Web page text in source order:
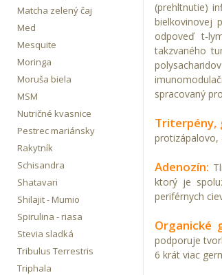
Matcha zelený čaj
Med
Mesquite
Moringa
Moruša biela
MSM
Nutričné kvasnice
Pestrec mariánsky
Rakytník
Schisandra
Shatavari
Shilajit - Mumio
Spirulina - riasa
Stevia sladká
Tribulus Terrestris
Triphala
(prehltnutie)
bielkovinovej
odpoveď t-
takzvaného
spracovaný
Triterpény,
protizápalovo,
Adenozín:
ktorý je
periférnych
Organické
podporuje
6 krát viac